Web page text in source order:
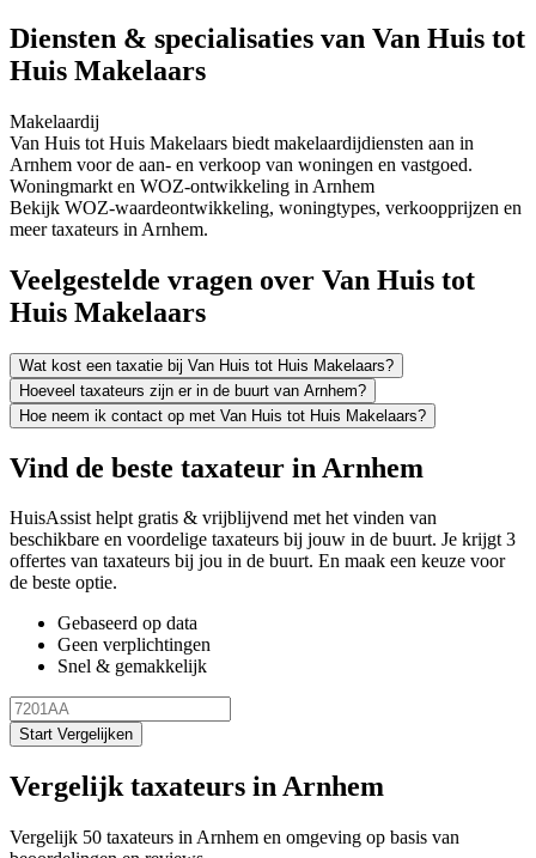
Diensten & specialisaties van Van Huis tot
Huis Makelaars
Makelaardij
Van Huis tot Huis Makelaars biedt makelaardijdiensten aan in
Arnhem voor de aan- en verkoop van woningen en vastgoed.
Woningmarkt en WOZ-ontwikkeling in Arnhem
Bekijk WOZ-waardeontwikkeling, woningtypes, verkoopprijzen en
meer taxateurs in Arnhem.
Veelgestelde vragen over Van Huis tot
Huis Makelaars
Wat kost een taxatie bij Van Huis tot Huis Makelaars?
Hoeveel taxateurs zijn er in de buurt van Arnhem?
Hoe neem ik contact op met Van Huis tot Huis Makelaars?
Vind de beste taxateur in Arnhem
HuisAssist helpt gratis & vrijblijvend met het vinden van
beschikbare en voordelige taxateurs bij jouw in de buurt. Je krijgt 3
offertes van taxateurs bij jou in de buurt. En maak een keuze voor
de beste optie.
Gebaseerd op data
Geen verplichtingen
Snel & gemakkelijk
Start Vergelijken
Vergelijk taxateurs in Arnhem
Vergelijk 50 taxateurs in Arnhem en omgeving op basis van